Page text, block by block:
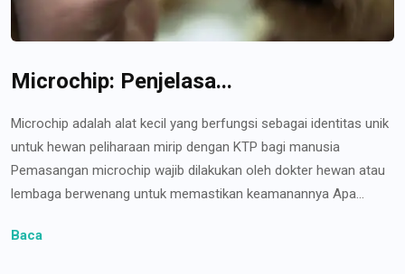
Microchip: Penjelasa...
Microchip adalah alat kecil yang berfungsi sebagai identitas unik
untuk hewan peliharaan mirip dengan KTP bagi manusia
Pemasangan microchip wajib dilakukan oleh dokter hewan atau
lembaga berwenang untuk memastikan keamanannya Apa...
Baca